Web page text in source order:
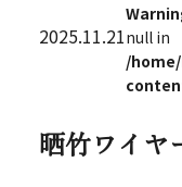
2025.11.21null in
/
晒竹ワイヤ